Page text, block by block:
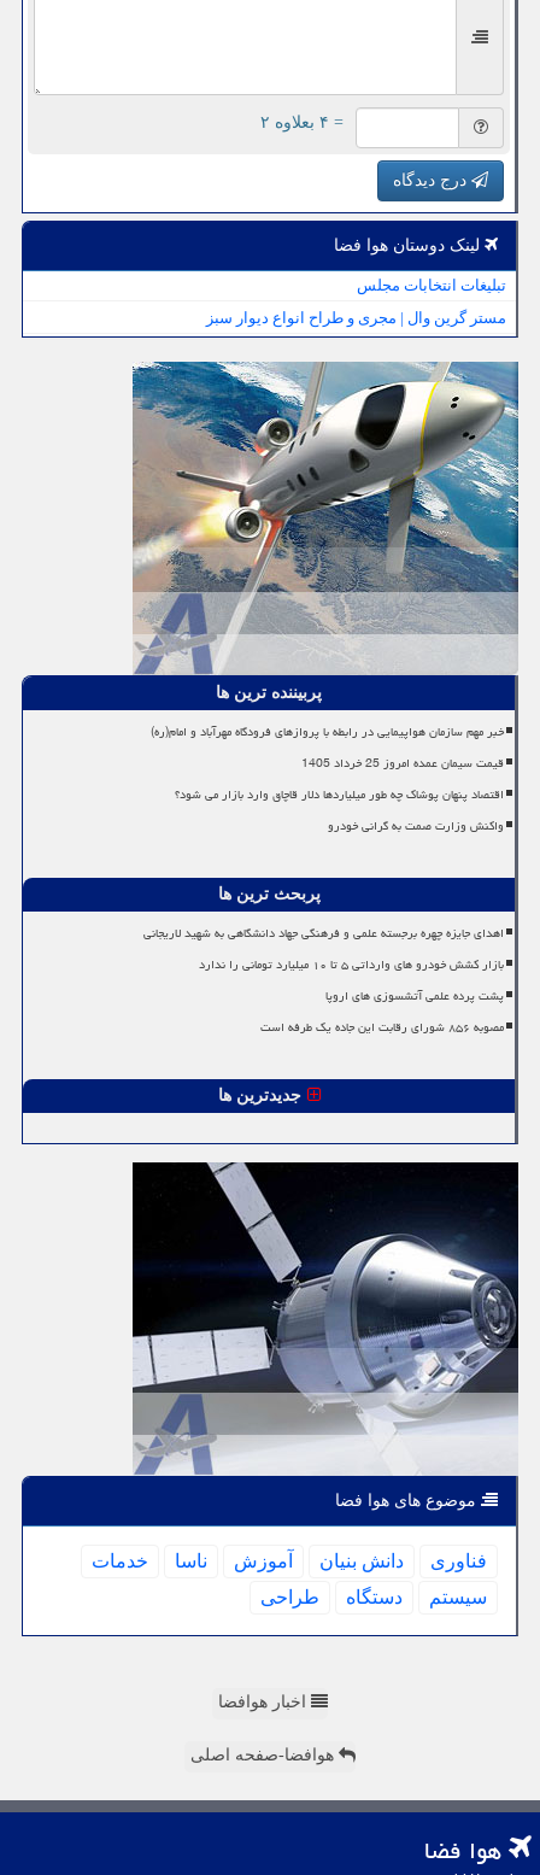
= ۴ بعلاوه ۲
درج دیدگاه
لینک دوستان هوا فضا
تبلیغات انتخابات مجلس
مستر گرین وال | مجری و طراح انواع دیوار سبز
پربیننده ترین ها
خبر مهم سازمان هواپیمایی در رابطه با پروازهای فرودگاه مهرآباد و امام(ره)
قیمت سیمان عمده امروز 25 خرداد 1405
اقتصاد پنهان پوشاک چه طور میلیاردها دلار قاچاق وارد بازار می شود؟
واکنش وزارت صمت به گرانی خودرو
پربحث ترین ها
اهدای جایزه چهره برجسته علمی و فرهنگی جهاد دانشگاهی به شهید لاریجانی
بازار کشش خودرو های وارداتی ۵ تا ۱۰ میلیارد تومانی را ندارد
پشت پرده علمی آتشسوزی های اروپا
مصوبه ۸۵۶ شورای رقابت این جاده یک طرفه است
جدیدترین ها
موضوع های هوا فضا
فناوری دانش بنیان آموزش ناسا
خدمات
سیستم
دستگاه طراحی
اخبار هوافضا
هوافضا-صفحه اصلی
هوا فضا